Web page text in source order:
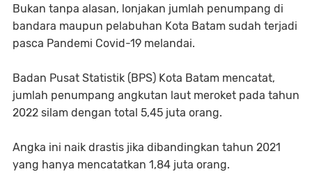
Bukan tanpa alasan, lonjakan jumlah penumpang di
bandara maupun pelabuhan Kota Batam sudah terjadi
pasca Pandemi Covid-19 melandai.
Badan Pusat Statistik (BPS) Kota Batam mencatat,
jumlah penumpang angkutan laut meroket pada tahun
2022 silam dengan total 5,45 juta orang.
Angka ini naik drastis jika dibandingkan tahun 2021
yang hanya mencatatkan 1,84 juta orang.